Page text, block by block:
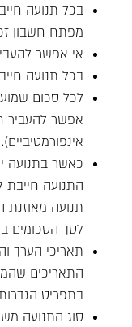
בכל תנועה
מפתח חשבון
אי אפשר
בכל תנועה
לכל סכום
אפשר להעביר
אינפורמטיביים).
כאשר בתנועה
התנועה חייבת
תנועה מאוזנת
לסך הסכומים
תאריכי הערך
התאריכים
בתפריט
סוג התנועה